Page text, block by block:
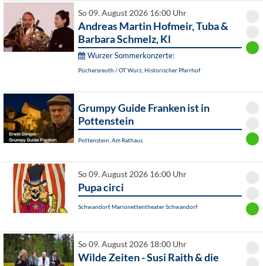
So 09. August 2026 16:00 Uhr
Andreas Martin Hofmeir, Tuba &
Barbara Schmelz, Kl
Wurzer Sommerkonzerte:
Püchersreuth / OT Wurz, Historischer Pfarrhof
Grumpy Guide Franken ist in
Pottenstein
Pottenstein, Am Rathaus
So 09. August 2026 16:00 Uhr
Pupa circi
Schwandorf, Marionettentheater Schwandorf
So 09. August 2026 18:00 Uhr
Wilde Zeiten - Susi Raith & die